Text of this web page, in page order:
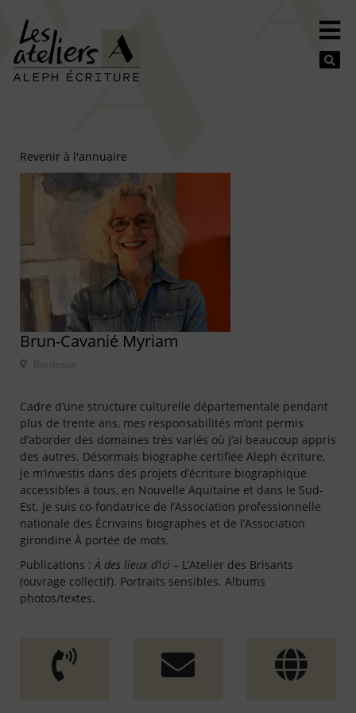
Revenir à l'annuaire
Brun-Cavanié Myriam
Cadre d’une structure culturelle départementale pendant
plus de trente ans, mes responsabilités m’ont permis
d’aborder des domaines très variés où j’ai beaucoup appris
des autres. Désormais biographe certifiée Aleph écriture,
je m’investis dans des projets d’écriture biographique
accessibles à tous, en Nouvelle Aquitaine et dans le Sud-
Est. Je suis co-fondatrice de l’Association professionnelle
nationale des Écrivains biographes et de l’Association
girondine À portée de mots.
Publications :À des lieux d’ici – L’Atelier des Brisants
(ouvrage collectif). Portraits sensibles. Albums
photos/textes.